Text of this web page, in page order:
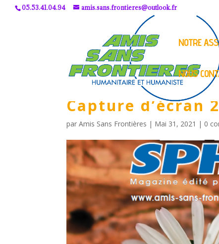
05.53.41.04.94 amis.sans.frontieres@outlook.fr
NOTRE
NOUS
Capture d’écran
parAmis Sans Frontières | Mai 31, 2021 | 0